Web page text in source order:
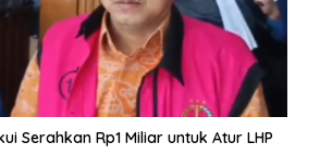
Serahkan Rp1 Miliar untuk Atur LHP